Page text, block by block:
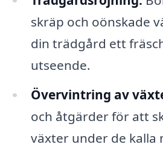
skräp och oönskade
din trädgård ett
utseende.
Övervintring av
och åtgärder för att
växter under de kalla